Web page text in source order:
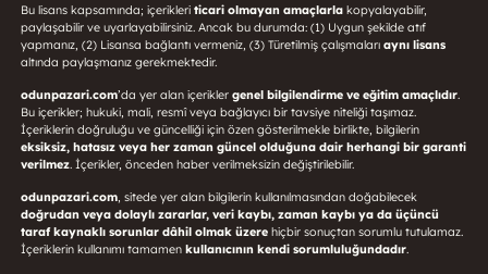
Bu lisans kapsamında; içerikleri ticari olmayan amaçlarlakopyalayabilir,
paylaşabilir ve uyarlayabilirsiniz. Ancak bu durumda: (1) Uygun şekilde atıf
yapmanız, (2) Lisansa bağlantı vermeniz, (3) Türetilmiş çalışmaları aynı lisans
altında paylaşmanız gerekmektedir.
odunpazari.com’da yer alan içerikler genel bilgilendirme ve eğitim amaçlıdır.
Bu içerikler; hukuki, mali, resmî veya bağlayıcı bir tavsiye niteliği taşımaz.
İçeriklerin doğruluğu ve güncelliği için özen gösterilmekle birlikte, bilgilerin
eksiksiz, hatasız veya her zaman güncel olduğuna dair herhangi bir garanti
verilmez. İçerikler, önceden haber verilmeksizin değiştirilebilir.
odunpazari.com, sitede yer alan bilgilerin kullanılmasından doğabilecek
doğrudan veya dolaylı zararlar, veri kaybı, zaman kaybı ya da üçüncü
taraf kaynaklı sorunlar dâhil olmak üzerehiçbir sonuçtan sorumlu tutulamaz.
İçeriklerin kullanımı tamamen kullanıcının kendi sorumluluğundadır.